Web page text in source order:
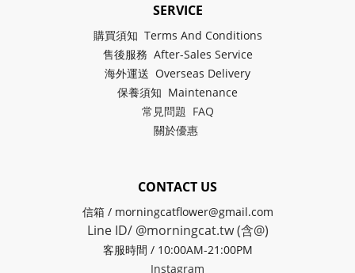
SERVICE
購買須知 Terms And Conditions
售後服務 After-Sales Service
海外運送 Overseas Delivery
保養須知 Maintenance
常見問題 FAQ
關於優惠
CONTACT US
信箱 / morningcatflower@gmail.com
Line ID/ @morningcat.tw (含@)
客服時間 / 10:00AM-21:00PM
Instagram